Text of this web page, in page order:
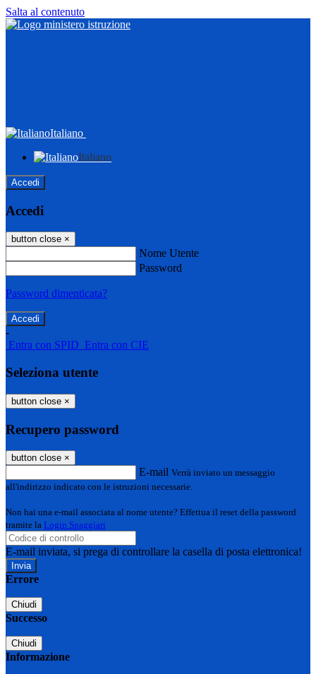
Salta al contenuto
Italiano
Italiano
Accedi
Accedi
button close ×
Nome Utente
Password
Password dimenticata?
-
Entra con SPID Entra con CIE
Seleziona utente
button close ×
Recupero password
button close ×
E-mail Verrà inviato un messaggio
all'indirizzo indicato con le istruzioni necessarie.
Non hai una e-mail associata al nome utente? Effettua il reset della password
tramite la Login Spaggiari
E-mail inviata, si prega di controllare la casella di posta elettronica!
Errore
Chiudi
Successo
Chiudi
Informazione